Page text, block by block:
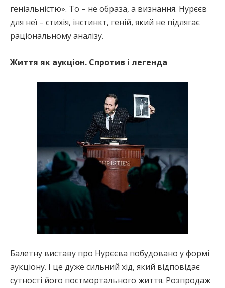
геніальністю». То – не образа, а визнання. Нурєєв
для неї – стихія, інстинкт, геній, який не підлягає
раціональному аналізу.
Життя як аукціон. Спротив і легенда
Балетну виставу про Нурєєва побудовано у формі
аукціону. І це дуже сильний хід, який відповідає
сутності його постмортального життя. Розпродаж